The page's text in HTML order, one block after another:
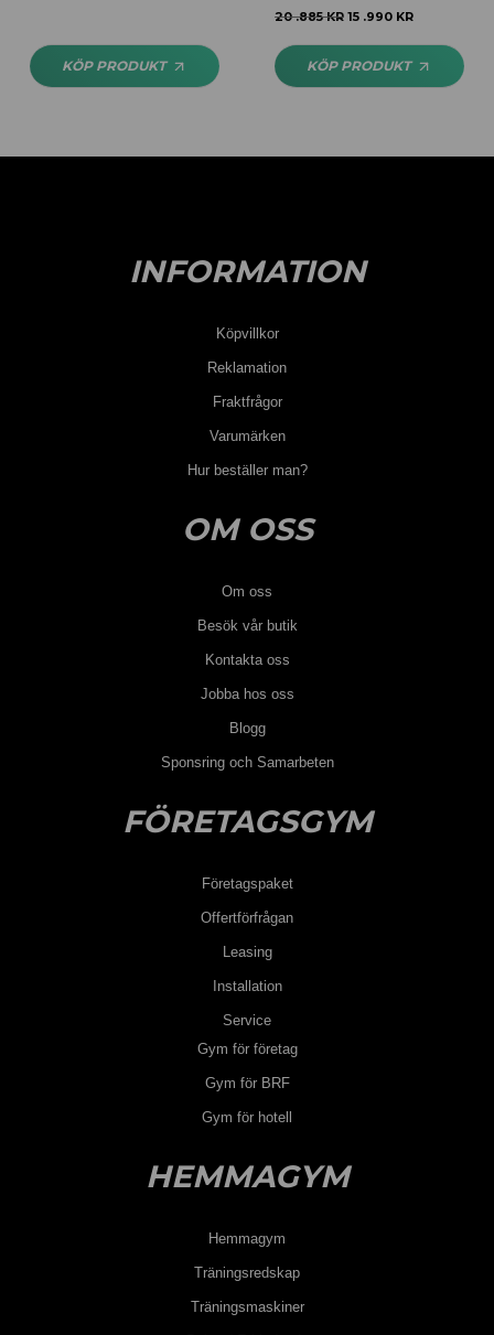
KÖP PRODUKT
Betygsatt5.00
20 .885KR 15 .990 KR
KÖP PRODUKT
INFORMATION
Köpvillkor
Reklamation
Fraktfrågor
Varumärken
Hur beställer man?
OM OSS
Om oss
Besök vår butik
Kontakta oss
Jobba hos oss
Blogg
Sponsring och Samarbeten
FÖRETAGSGYM
Företagspaket
Offertförfrågan
Leasing
Installation
Service
Gym för företag
Gym för BRF
Gym för hotell
HEMMAGYM
Hemmagym
Träningsredskap
Träningsmaskiner